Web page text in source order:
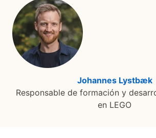
Johannes Lystbæk
Responsable de formación y
en LEGO